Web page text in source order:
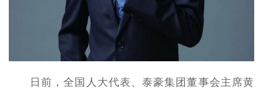
日前，全国人大代表、泰豪集团董事会主席黄